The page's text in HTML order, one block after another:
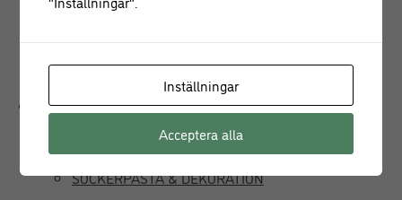
Delikatesser
SOCKERPASTA & DEKORATION
Inställningar
Acceptera alla